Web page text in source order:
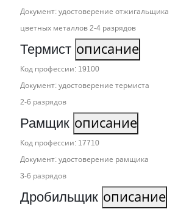
Документ: удостоверение отжигальщика
цветных металлов 2‑4 разрядов
Термист описание
Код профессии: 19100
Документ: удостоверение термиста
2‑6 разрядов
Рамщик описание
Код профессии: 17710
Документ: удостоверение рамщика
3‑6 разрядов
Дробильщик описание